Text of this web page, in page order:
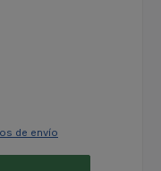
de envío